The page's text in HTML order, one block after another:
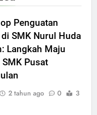
Penguatan
SMK Nurul Huda
Langkah Maju
Pusat
2 tahun ago 0
3